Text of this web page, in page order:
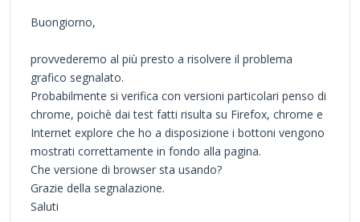
Buongiorno,
provvederemo al più presto a risolvere il problema
grafico segnalato.
Probabilmente si verifica con versioni particolari penso di
chrome, poichè dai test fatti risulta su Firefox, chrome e
Internet explore che ho a disposizione i bottoni vengono
mostrati correttamente in fondo alla pagina.
Che versione di browser sta usando?
Grazie della segnalazione.
Saluti